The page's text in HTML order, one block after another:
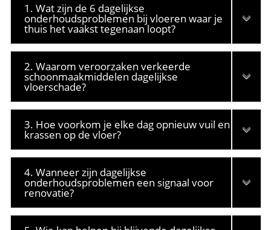
1. Wat zijn de 6 dagelijkse
onderhoudsproblemen bij vloeren waar je
thuis het vaakst tegenaan loopt?
2. Waarom veroorzaken verkeerde
schoonmaakmiddelen dagelijkse
vloerschade?
3. Hoe voorkom je elke dag opnieuw vuil en
krassen op de vloer?
4. Wanneer zijn dagelijkse
onderhoudsproblemen een signaal voor
renovatie?